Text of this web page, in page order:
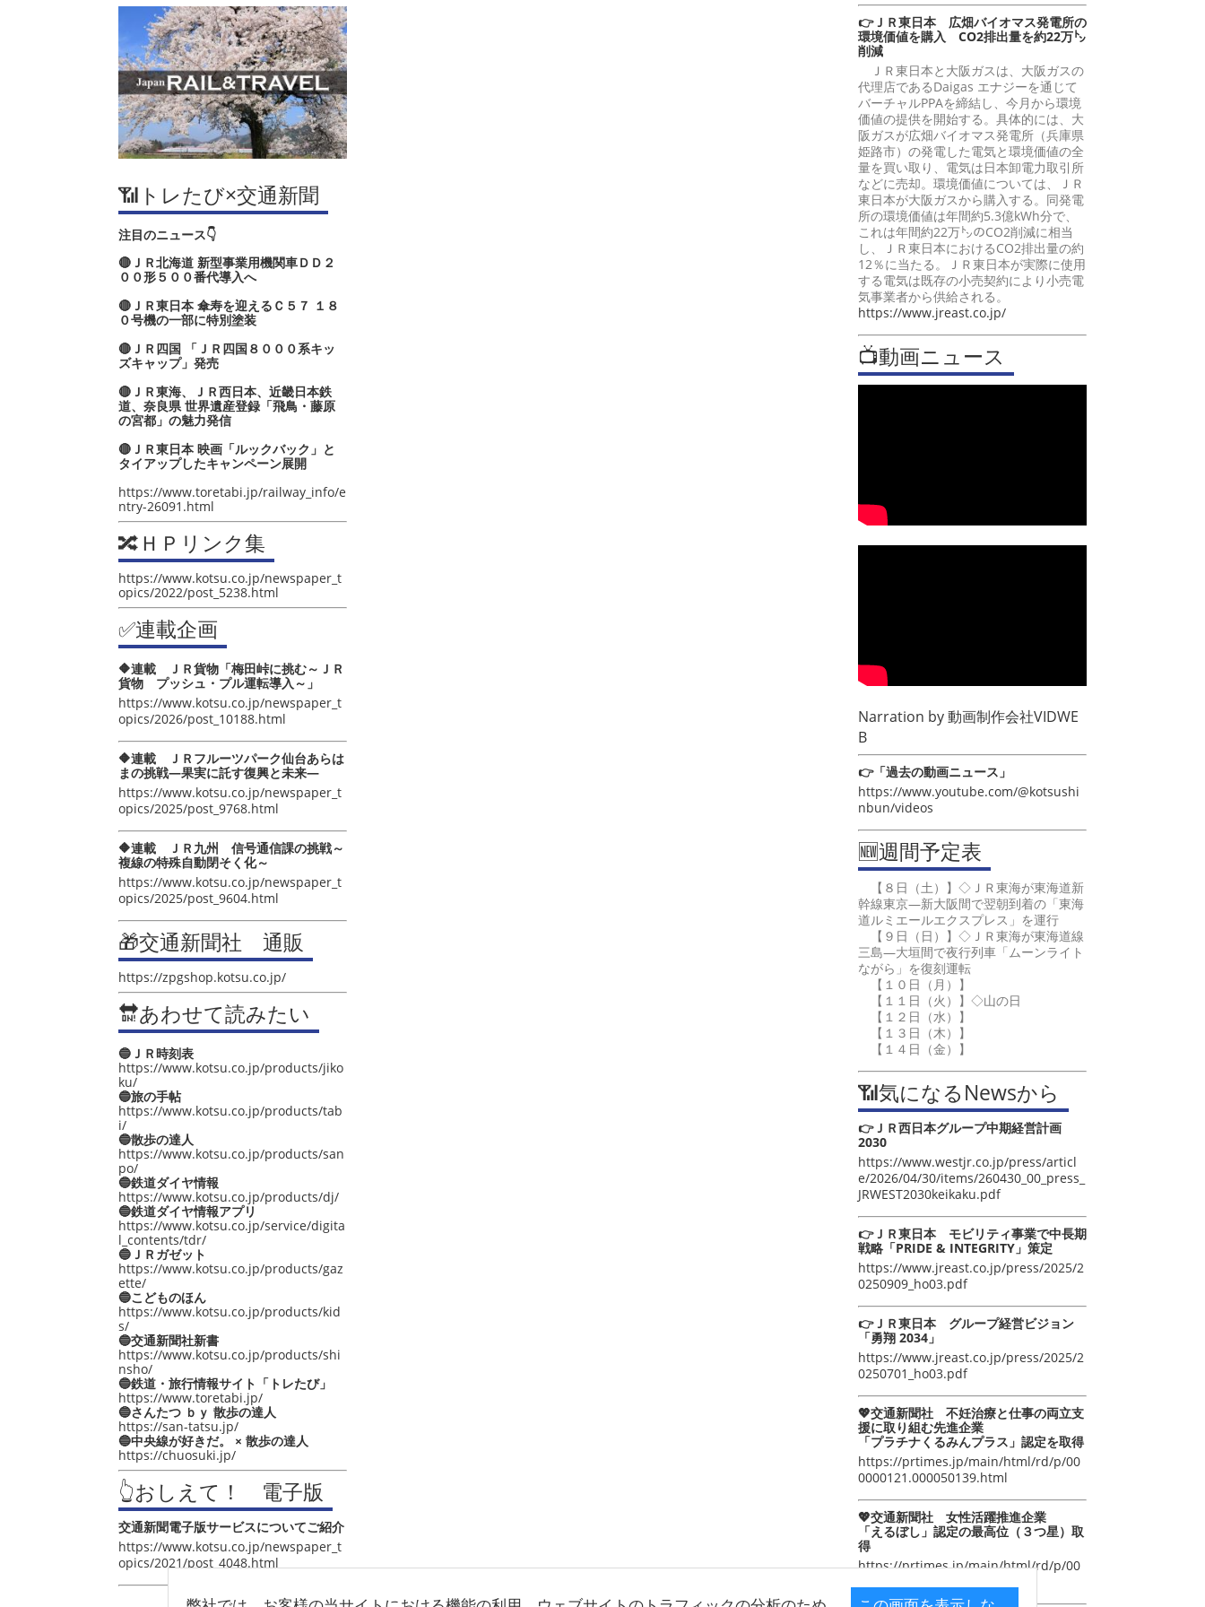
📶トレたび×交通新聞
注目のニュース👇
🔴ＪＲ北海道 新型事業用機関車ＤＤ２
００形５００番代導入へ
🔴ＪＲ東日本 傘寿を迎えるＣ５７ １８
０号機の一部に特別塗装
🔴ＪＲ四国 「ＪＲ四国８０００系キッ
ズキャップ」発売
🔴ＪＲ東海、ＪＲ西日本、近畿日本鉄
道、奈良県 世界遺産登録「飛鳥・藤原
の宮都」の魅力発信
🔴ＪＲ東日本 映画「ルックバック」と
タイアップしたキャンペーン展開
https://www.toretabi.jp/railway_info/e
ntry-26091.html
🔀ＨＰリンク集
https://www.kotsu.co.jp/newspaper_t
opics/2022/post_5238.html
✅連載企画
🔶連載 ＪＲ貨物「梅田峠に挑む～ＪＲ
貨物 プッシュ・プル運転導入～」
https://www.kotsu.co.jp/newspaper_t
opics/2026/post_10188.html
🔶連載 ＪＲフルーツパーク仙台あらは
まの挑戦―果実に託す復興と未来―
https://www.kotsu.co.jp/newspaper_t
opics/2025/post_9768.html
🔶連載 ＪＲ九州 信号通信課の挑戦～
複線の特殊自動閉そく化～
https://www.kotsu.co.jp/newspaper_t
opics/2025/post_9604.html
🎁交通新聞社 通販
https://zpgshop.kotsu.co.jp/
🔛あわせて読みたい
🔵ＪＲ時刻表
https://www.kotsu.co.jp/products/jiko
ku/
🔵旅の手帖
https://www.kotsu.co.jp/products/tab
i/
🔵散歩の達人
https://www.kotsu.co.jp/products/san
po/
🔵鉄道ダイヤ情報
https://www.kotsu.co.jp/products/dj/
🔵鉄道ダイヤ情報アプリ
https://www.kotsu.co.jp/service/digita
l_contents/tdr/
🔵ＪＲガゼット
https://www.kotsu.co.jp/products/gaz
ette/
🔵こどものほん
https://www.kotsu.co.jp/products/kid
s/
🔵交通新聞社新書
https://www.kotsu.co.jp/products/shi
nsho/
🔵鉄道・旅行情報サイト「トレたび」
https://www.toretabi.jp/
🔵さんたつ ｂｙ 散歩の達人
https://san-tatsu.jp/
🔵中央線が好きだ。 × 散歩の達人
https://chuosuki.jp/
👆おしえて！ 電子版
交通新聞電子版サービスについてご紹介
https://www.kotsu.co.jp/newspaper_t
opics/2021/post_4048.html
👉ＪＲ東日本 広畑バイオマス発電所の
環境価値を購入 CO2排出量を約22万㌧
削減
ＪＲ東日本と大阪ガスは、大阪ガスの
代理店であるDaigas エナジーを通じて
バーチャルPPAを締結し、今月から環境
価値の提供を開始する。具体的には、大
阪ガスが広畑バイオマス発電所（兵庫県
姫路市）の発電した電気と環境価値の全
量を買い取り、電気は日本卸電力取引所
などに売却。環境価値については、ＪＲ
東日本が大阪ガスから購入する。同発電
所の環境価値は年間約5.3億kWh分で、
これは年間約22万㌧のCO2削減に相当
し、ＪＲ東日本におけるCO2排出量の約
12％に当たる。ＪＲ東日本が実際に使用
する電気は既存の小売契約により小売電
気事業者から供給される。
https://www.jreast.co.jp/
📺動画ニュース
Narration by動画制作会社VIDWE
B
👉「過去の動画ニュース」
https://www.youtube.com/@kotsushi
nbun/videos
🆕週間予定表
【８日（土）】◇ＪＲ東海が東海道新
幹線東京―新大阪間で翌朝到着の「東海
道ルミエールエクスプレス」を運行
【９日（日）】◇ＪＲ東海が東海道線
三島―大垣間で夜行列車「ムーンライト
ながら」を復刻運転
【１０日（月）】
【１１日（火）】◇山の日
【１２日（水）】
【１３日（木）】
【１４日（金）】
📶気になるNewsから
👉ＪＲ西日本グループ中期経営計画
2030
https://www.westjr.co.jp/press/articl
e/2026/04/30/items/260430_00_press_
JRWEST2030keikaku.pdf
👉ＪＲ東日本 モビリティ事業で中長期
戦略「PRIDE & INTEGRITY」策定
https://www.jreast.co.jp/press/2025/2
0250909_ho03.pdf
👉ＪＲ東日本 グループ経営ビジョン
「勇翔 2034」
https://www.jreast.co.jp/press/2025/2
0250701_ho03.pdf
💖交通新聞社 不妊治療と仕事の両立支
援に取り組む先進企業
「プラチナくるみんプラス」認定を取得
https://prtimes.jp/main/html/rd/p/00
0000121.000050139.html
💖交通新聞社 女性活躍推進企業
「えるぼし」認定の最高位（３つ星）取
得
https://prtimes.jp/main/html/rd/p/00